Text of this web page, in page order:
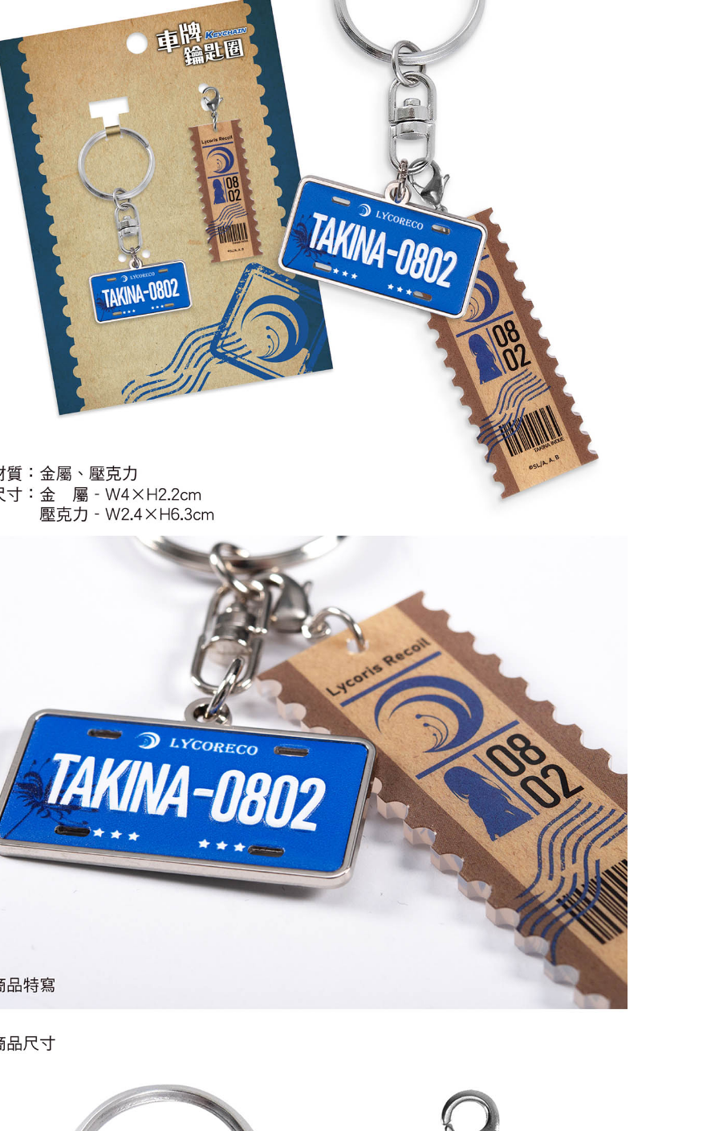
7-11取貨付款
每筆NT$65，滿NT$1,300(含以上)免運費
每筆NT$65，滿NT$1,300(含以上)免運費
宅配-木棉花樂園專用
每筆NT$100，滿NT$1,300(含以上)免運費
宅配-離島(澎湖/金門/馬祖)-木棉花樂園專用
每筆NT$220
黑貓宅配-貨到付款
每筆NT$150